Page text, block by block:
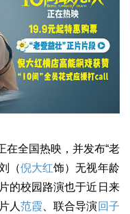
在全国热映，并发布“老
（倪大红饰）无视年龄
的校园路演也于近日来
人范霞 、联合导演回子